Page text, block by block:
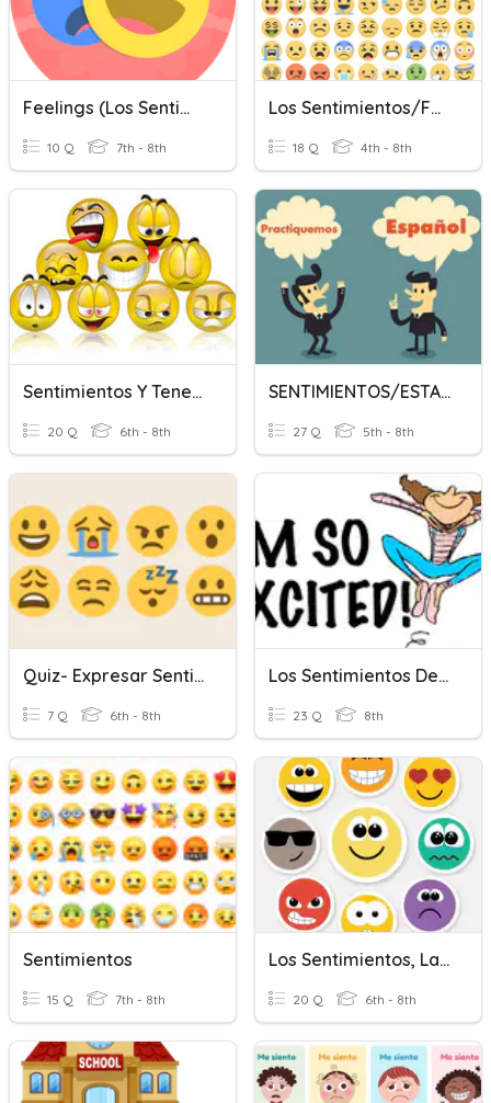
Feelings (Los Sentimientos) Review
10 Q 7th - 8th
Los Sentimientos/Feelings
18 Q 4th - 8th
Sentimientos Y Tener Expressions
20 Q 6th - 8th
SENTIMIENTOS/ESTAR
27 Q 5th - 8th
Quiz- Expresar Sentimientos
7 Q 6th - 8th
Los Sentimientos De La Sra.G
23 Q 8th
Sentimientos
15 Q 7th - 8th
Los Sentimientos, Las Emociones Y Estar (1R)
20 Q 6th - 8th